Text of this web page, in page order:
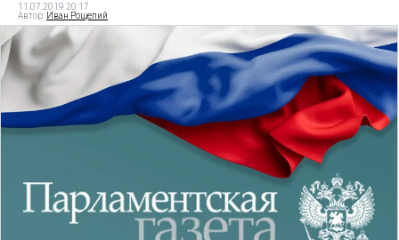
11.07.2019 20:17
Автор: Иван Рощепий